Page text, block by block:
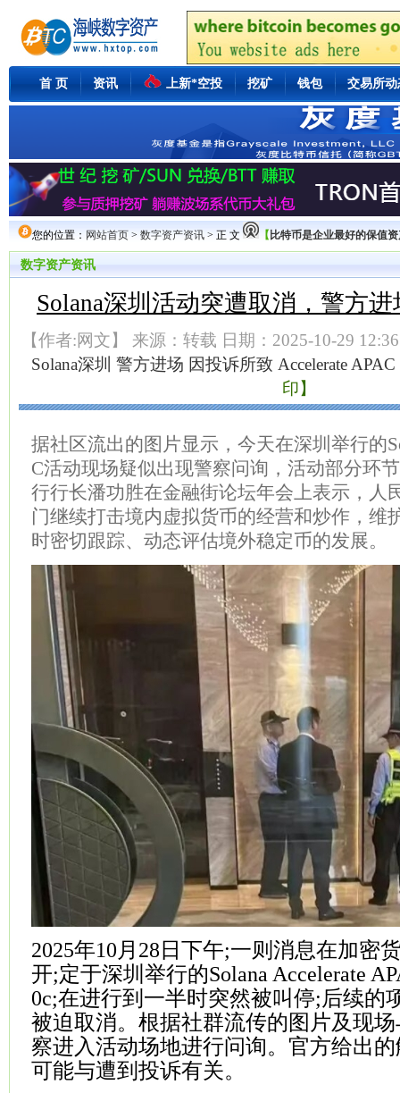
首 页 资讯 上新*空投 挖矿 钱包 交易所动
您的位置： 网站首页 > 数字资产资讯 > 正 文 【 比特币是企业最好的保值
数字资产资讯
Solana深圳活动突遭取消，警方
【作者:网文】 来源：转载 日期：2025-10-29
Solana深圳
警方进场 因投诉所致 Accelerate APAC
印】
据社区流出的图片显示，今天在深圳举行的
C活动现场疑似出现警察问询，活动部分环
行行长潘功胜在金融街论坛年会上表示，人
门继续打击境内虚拟货币的经营和炒作，维
时密切跟踪、动态评估境外稳定币的发展。
2025年10月28日下午;一则消息在加密
开;定于深圳举行的Solana Accelerate
0c;在进行到一半时突然被叫停;后续的
被迫取消。根据社群流传的图片及现
察进入活动场地进行问询。官方给出
可能与遭到投诉有关。